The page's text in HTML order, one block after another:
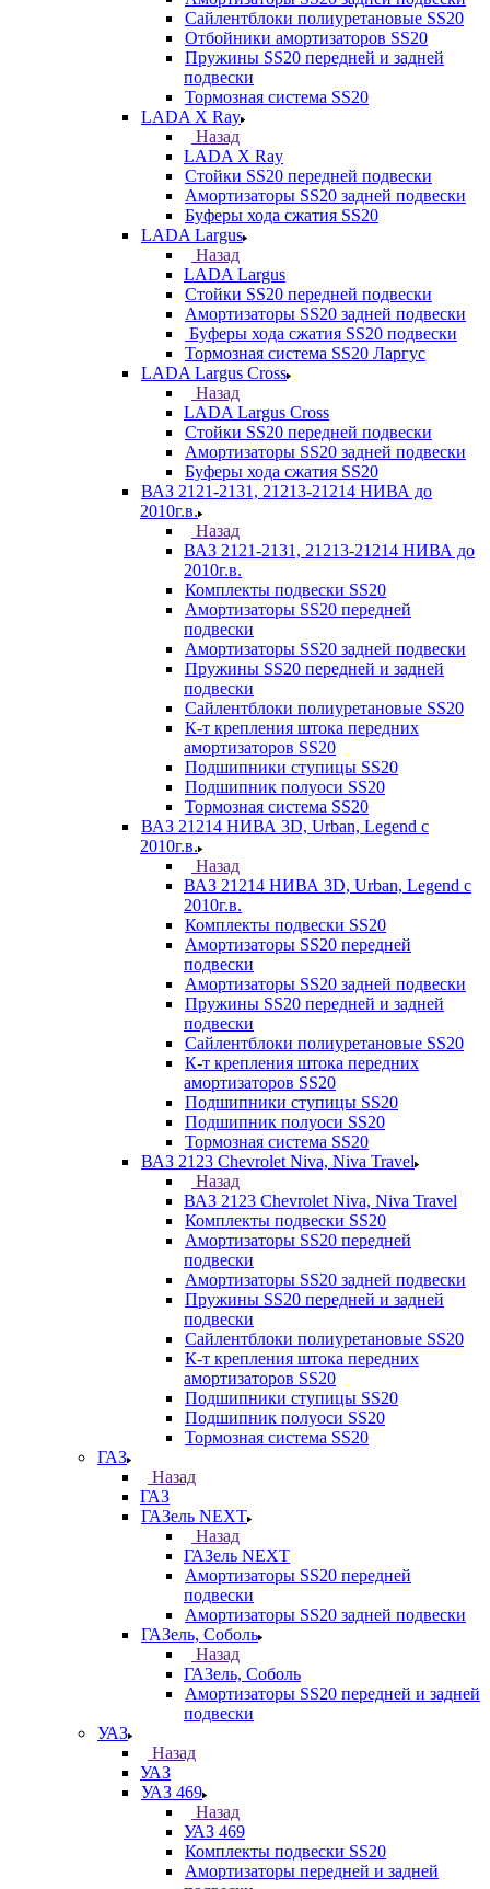
Сайлентблоки полиуретановые SS20
Отбойники амортизаторов SS20
Пружины SS20 передней и задней
подвески
Тормозная система SS20
LADA X Ray
Назад
LADA X Ray
Стойки SS20 передней подвески
Амортизаторы SS20 задней подвески
Буферы хода сжатия SS20
LADA Largus
Назад
LADA Largus
Стойки SS20 передней подвески
Амортизаторы SS20 задней подвески
Буферы хода сжатия SS20 подвески
Тормозная система SS20 Ларгус
LADA Largus Cross
Назад
LADA Largus Cross
Стойки SS20 передней подвески
Амортизаторы SS20 задней подвески
Буферы хода сжатия SS20
ВАЗ 2121-2131, 21213-21214 НИВА до
2010г.в.
Назад
ВАЗ 2121-2131, 21213-21214 НИВА до
2010г.в.
Комплекты подвески SS20
Амортизаторы SS20 передней
подвески
Амортизаторы SS20 задней подвески
Пружины SS20 передней и задней
подвески
Сайлентблоки полиуретановые SS20
К-т крепления штока передних
амортизаторов SS20
Подшипники ступицы SS20
Подшипник полуоси SS20
Тормозная система SS20
ВАЗ 21214 НИВА 3D, Urban, Legend c
2010г.в.
Назад
ВАЗ 21214 НИВА 3D, Urban, Legend c
2010г.в.
Комплекты подвески SS20
Амортизаторы SS20 передней
подвески
Амортизаторы SS20 задней подвески
Пружины SS20 передней и задней
подвески
Сайлентблоки полиуретановые SS20
К-т крепления штока передних
амортизаторов SS20
Подшипники ступицы SS20
Подшипник полуоси SS20
Тормозная система SS20
ВАЗ 2123 Chevrolet Niva, Niva Travel
Назад
ВАЗ 2123 Chevrolet Niva, Niva Travel
Комплекты подвески SS20
Амортизаторы SS20 передней
подвески
Амортизаторы SS20 задней подвески
Пружины SS20 передней и задней
подвески
Сайлентблоки полиуретановые SS20
К-т крепления штока передних
амортизаторов SS20
Подшипники ступицы SS20
Подшипник полуоси SS20
Тормозная система SS20
ГАЗ
Назад
ГАЗ
ГАЗель NEXT
Назад
ГАЗель NEXT
Амортизаторы SS20 передней
подвески
Амортизаторы SS20 задней подвески
ГАЗель, Соболь
Назад
ГАЗель, Соболь
Амортизаторы SS20 передней и задней
подвески
УАЗ
Назад
УАЗ
УАЗ 469
Назад
УАЗ 469
Комплекты подвески SS20
Амортизаторы передней и задней